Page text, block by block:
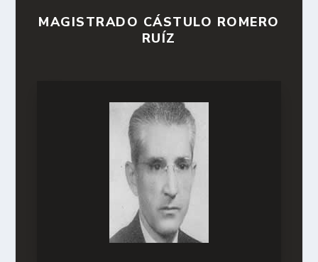
MAGISTRADO CÁSTULO ROMERO
RUÍZ